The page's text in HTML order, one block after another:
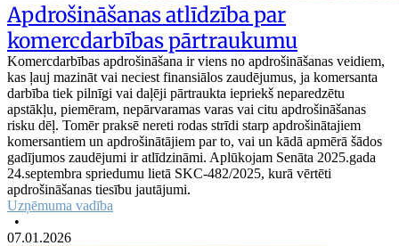
Apdrošināšanas atlīdzība par
komercdarbības pārtraukumu
Komercdarbības apdrošināšana ir viens no apdrošināšanas veidiem,
kas ļauj mazināt vai neciest finansiālos zaudējumus, ja komersanta
darbība tiek pilnīgi vai daļēji pārtraukta iepriekš neparedzētu
apstākļu, piemēram, nepārvaramas varas vai citu apdrošināšanas
risku dēļ. Tomēr praksē nereti rodas strīdi starp apdrošinātajiem
komersantiem un apdrošinātājiem par to, vai un kādā apmērā šādos
gadījumos zaudējumi ir atlīdzināmi. Aplūkojam Senāta 2025.gada
24.septembra spriedumu lietā SKC-482/2025, kurā vērtēti
apdrošināšanas tiesību jautājumi.
Uzņēmuma vadība
•
07.01.2026